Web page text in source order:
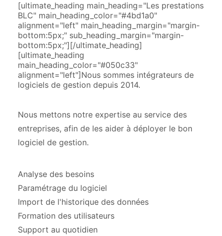
[ultimate_heading main_heading="Les prestations
BLC" main_heading_color="#4bd1a0"
alignment="left" main_heading_margin="margin-
bottom:5px;" sub_heading_margin="margin-
bottom:5px;"][/ultimate_heading]
[ultimate_heading
main_heading_color="#050c33"
alignment="left"]Nous sommes intégrateurs de
logiciels de gestion depuis 2014.
Nous mettons notre expertise au service des
entreprises, afin de les aider à déployer le bon
logiciel de gestion.
Analyse des besoins
Paramétrage du logiciel
Import de l'historique des données
Formation des utilisateurs
Support au quotidien